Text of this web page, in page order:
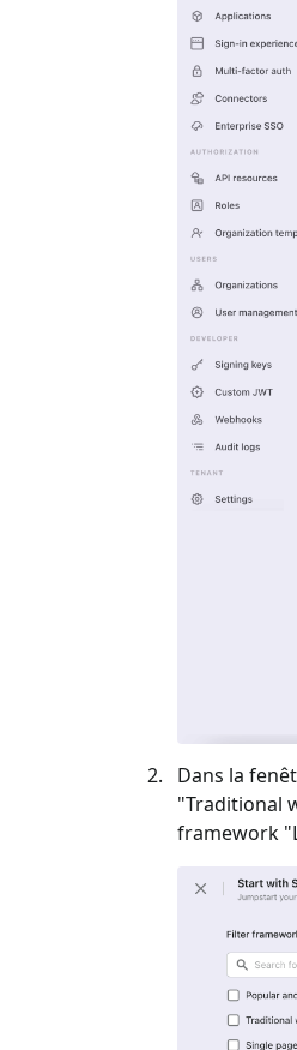
Dans la
"Traditional
framework "